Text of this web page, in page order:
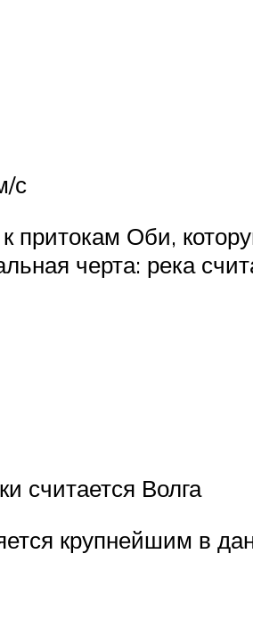
с
притокам Оби,
черта: река
считается Волга
крупнейшим в